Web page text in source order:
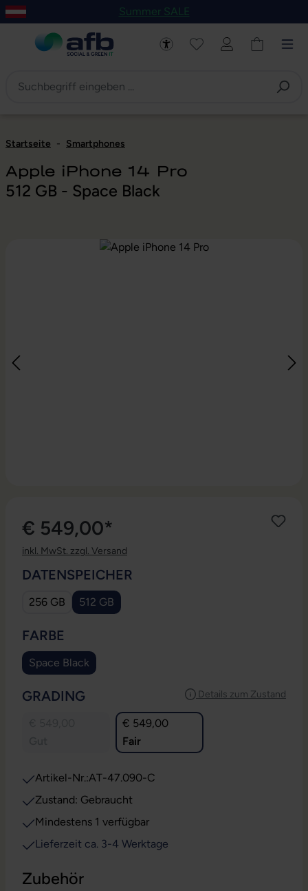
Hauptinhalt springen
Zur Navigation der B2B-Plattform springen
Summer SALE
Startseite - Smartphones
Apple iPhone 14 Pro
512 GB - Space Black
Bildergalerie überspringen
€ 549,00*
inkl. MwSt. zzgl. Versand
DATENSPEICHER
256 GB 512 GB
FARBE
Space Black
Details zum Zustand
GRADING
€ 549,00
Fair
Artikel-Nr.:AT-47.090-C
Zustand: Gebraucht
Mindestens 1 verfügbar
Lieferzeit ca. 3-4 Werktage
Zubehör